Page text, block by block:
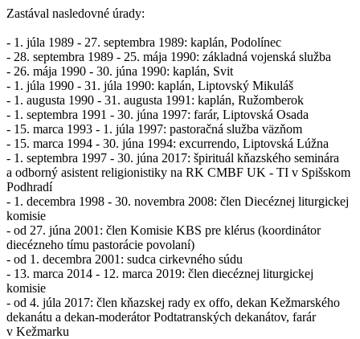
Zastával nasledovné úrady:
- 1. júla 1989 - 27. septembra 1989: kaplán, Podolínec
- 28. septembra 1989 - 25. mája 1990: základná vojenská služba
- 26. mája 1990 - 30. júna 1990: kaplán, Svit
- 1. júla 1990 - 31. júla 1990: kaplán, Liptovský Mikuláš
- 1. augusta 1990 - 31. augusta 1991: kaplán, Ružomberok
- 1. septembra 1991 - 30. júna 1997: farár, Liptovská Osada
- 15. marca 1993 - 1. júla 1997: pastoračná služba väzňom
- 15. marca 1994 - 30. júna 1994: excurrendo, Liptovská Lúžna
- 1. septembra 1997 - 30. júna 2017: špirituál kňazského seminára
a odborný asistent religionistiky na RK CMBF UK - TI v Spišskom
Podhradí
- 1. decembra 1998 - 30. novembra 2008: člen Diecéznej liturgickej
komisie
- od 27. júna 2001: člen Komisie KBS pre klérus (koordinátor
diecézneho tímu pastorácie povolaní)
- od 1. decembra 2001: sudca cirkevného súdu
- 13. marca 2014 - 12. marca 2019: člen diecéznej liturgickej
komisie
- od 4. júla 2017: člen kňazskej rady ex offo, dekan Kežmarského
dekanátu a dekan-moderátor Podtatranských dekanátov, farár
v Kežmarku